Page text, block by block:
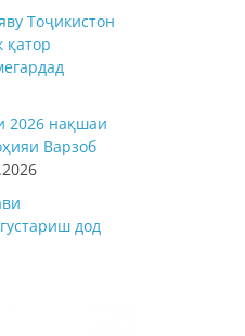
Тоҷикистон
қатор
2026 нақшаи
Варзоб
дод